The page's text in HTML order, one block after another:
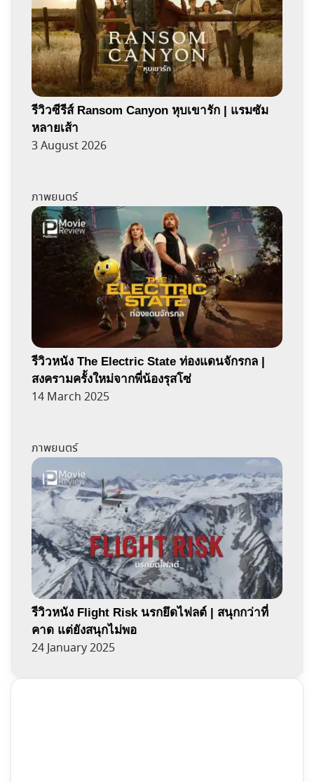
รีวิวซีรีส์ Ransom Canyon หุบเขารัก | แรมซัม
หลายเส้า
3 August 2026
ภาพยนตร์
รีวิวหนัง The Electric State ท่องแดนจักรกล |
สงครามครั้งใหม่จากพี่น้องรุสโซ่
14 March 2025
ภาพยนตร์
รีวิวหนัง Flight Risk นรกยึดไฟลต์ | สนุกกว่าที่
คาด แต่ยังสนุกไม่พอ
24 January 2025